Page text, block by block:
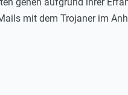
mit dem Trojaner im